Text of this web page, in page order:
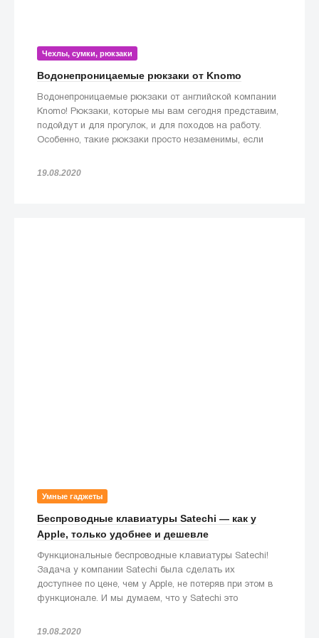
Чехлы, сумки, рюкзаки
Водонепроницаемые рюкзаки от Knomo
Водонепроницаемые рюкзаки от английской компании
Knomo! Рюкзаки, которые мы вам сегодня представим,
подойдут и для прогулок, и для походов на работу.
Особенно, такие рюкзаки просто незаменимы, если
19.08.2020
Умные гаджеты
Беспроводные клавиатуры Satechi — как у
Apple, только удобнее и дешевле
Функциональные беспроводные клавиатуры Satechi!
Задача у компании Satechi была сделать их
доступнее по цене, чем у Apple, не потеряв при этом в
функционале. И мы думаем, что у Satechi это
19.08.2020